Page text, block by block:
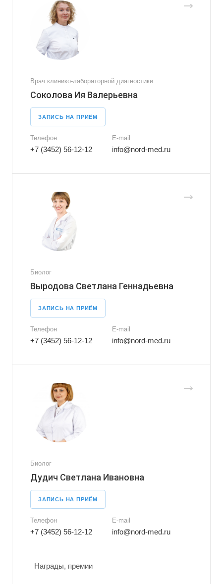
Врач клинико-лабораторной диагностики
Соколова Ия Валерьевна
ЗАПИСЬ НА ПРИЁМ
Телефон
+7 (3452) 56-12-12
E-mail
info@nord-med.ru
Биолог
Выродова Светлана Геннадьевна
ЗАПИСЬ НА ПРИЁМ
Телефон
+7 (3452) 56-12-12
E-mail
info@nord-med.ru
Биолог
Дудич Светлана Ивановна
ЗАПИСЬ НА ПРИЁМ
Телефон
+7 (3452) 56-12-12
E-mail
info@nord-med.ru
Награды, премии